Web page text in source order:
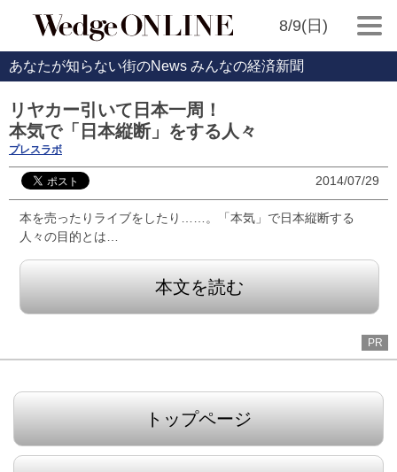
8/9(日)
あなたが知らない街のNews みんなの経済新聞
リヤカー引いて日本一周！
本気で「日本縦断」をする人々
プレスラボ
2014/07/29
本を売ったりライブをしたり……。「本気」で日本縦断する
人々の目的とは…
本文を読む
PR
トップページ